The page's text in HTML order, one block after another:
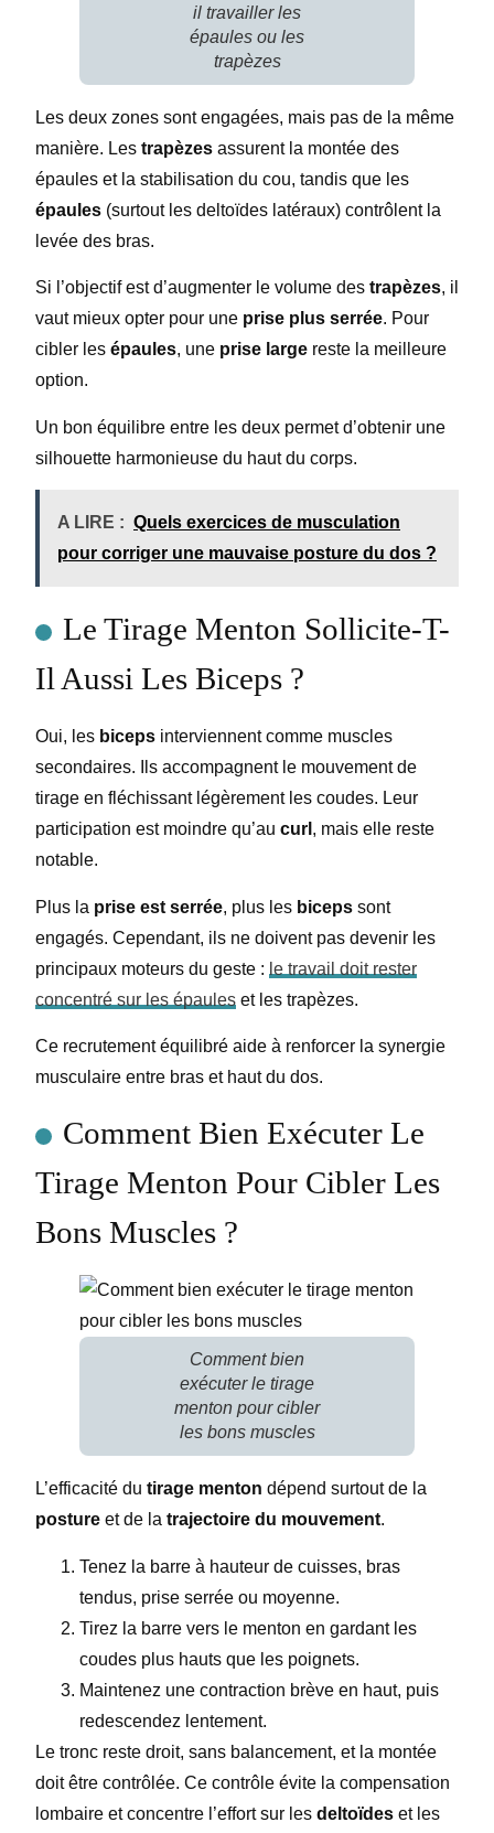
il travailler les
épaules ou les
trapèzes
Les deux zones sont engagées, mais pas de la même
manière. Les trapèzes assurent la montée des
épaules et la stabilisation du cou, tandis que les
épaules (surtout les deltoïdes latéraux) contrôlent la
levée des bras.
Si l’objectif est d’augmenter le volume des trapèzes, il
vaut mieux opter pour une prise plus serrée. Pour
cibler les épaules, une prise large reste la meilleure
option.
Un bon équilibre entre les deux permet d’obtenir une
silhouette harmonieuse du haut du corps.
A LIRE : Quels exercices de musculation
pour corriger une mauvaise posture du dos ?
Le Tirage Menton Sollicite-T-
Il Aussi Les Biceps ?
Oui, les biceps interviennent comme muscles
secondaires. Ils accompagnent le mouvement de
tirage en fléchissant légèrement les coudes. Leur
participation est moindre qu’au curl , mais elle reste
notable.
Plus la prise est serrée, plus les biceps sont
engagés. Cependant, ils ne doivent pas devenir les
principaux moteurs du geste : le travail doit rester
concentré sur les épaules et les trapèzes.
Ce recrutement équilibré aide à renforcer la synergie
musculaire entre bras et haut du dos.
Comment Bien Exécuter Le
Tirage Menton Pour Cibler Les
Bons Muscles ?
Comment bien
exécuter le tirage
menton pour cibler
les bons muscles
L’efficacité du tirage menton dépend surtout de la
posture et de la trajectoire du mouvement.
Tenez la barre à hauteur de cuisses, bras
tendus, prise serrée ou moyenne.
Tirez la barre vers le menton en gardant les
coudes plus hauts que les poignets.
Maintenez une contraction brève en haut, puis
redescendez lentement.
Le tronc reste droit, sans balancement, et la montée
doit être contrôlée. Ce contrôle évite la compensation
lombaire et concentre l’effort sur les deltoïdes et les